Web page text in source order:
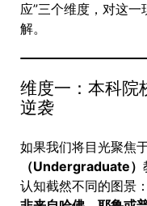
应”三个维度，对这
解。
维度一：本科
逆袭
如果我们将目光聚焦
（Undergraduate）
认知截然不同的图景：